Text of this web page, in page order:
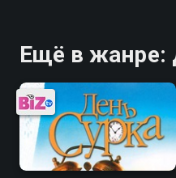
Ещё в жанре: